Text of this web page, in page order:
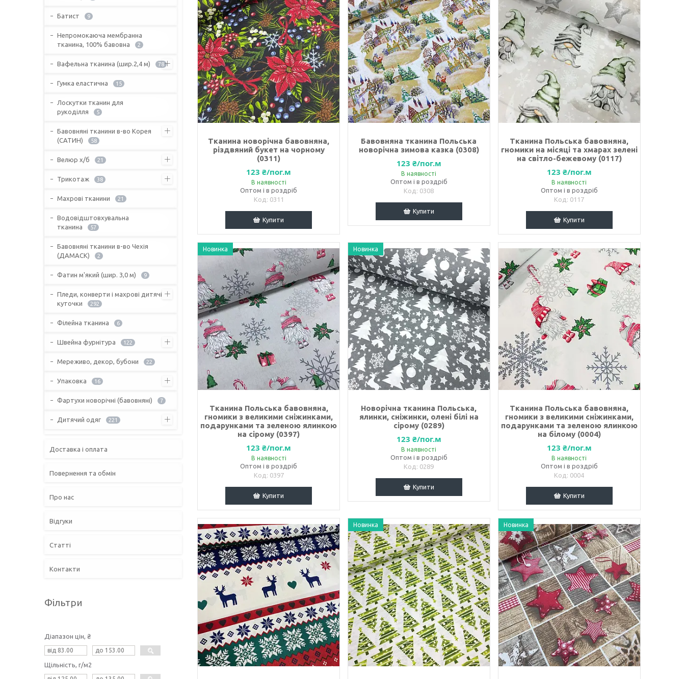
Тканина новорічна бавовняна,
різдвяний букет на чорному
(0311)
123 ₴/пог.м
В наявності
Оптом і в роздріб
0311
Купити
Бавовняна тканина Польська
новорічна зимова казка (0308)
123 ₴/пог.м
В наявності
Оптом і в роздріб
0308
Купити
Тканина Польська бавовняна,
гномики на місяці та хмарах зелені
на світло-бежевому (0117)
123 ₴/пог.м
В наявності
Оптом і в роздріб
0117
Купити
Новинка
Тканина Польська бавовняна,
гномики з великими сніжинками,
подарунками та зеленою ялинкою
на сірому (0397)
123 ₴/пог.м
В наявності
Оптом і в роздріб
0397
Купити
Новинка
Новорічна тканина Польська,
ялинки, сніжинки, олені білі на
сірому (0289)
123 ₴/пог.м
В наявності
Оптом і в роздріб
0289
Купити
Тканина Польська бавовняна,
гномики з великими сніжинками,
подарунками та зеленою ялинкою
на білому (0004)
123 ₴/пог.м
В наявності
Оптом і в роздріб
0004
Купити
Новинка Новинка
Батист 9
Непромокаюча мембранна
тканина, 100% бавовна
2
Вафельна тканина (шир.2,4 м) 78
Гумка еластична 15
Лоскутки тканин для
рукоділля
5
Бавовняні тканини в-во Корея
(САТИН)
58
Велюр х/б 21
Трикотаж 38
Махрові тканини 21
Водовідштовхувальна
тканина
57
Бавовняні тканини в-во Чехія
(ДАМАСК)
2
Фатин м'який (шир. 3,0 м) 9
Пледи, конверти і махрові дитячі
куточки
292
Філейна тканина 6
Швейна фурнітура 122
Мереживо, декор, бубони 22
Упаковка 16
Фартухи новорічні (бавовняні) 7
Дитячий одяг 221
Доставка і оплата
Повернення та обмін
Про нас
Відгуки
Статті
Контакти
Фільтри
Діапазон цін, ₴
Щільність, г/м2